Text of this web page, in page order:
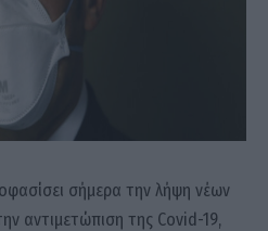
σήμερα την λήψη νέων
αντιμετώπιση της Covid-19,